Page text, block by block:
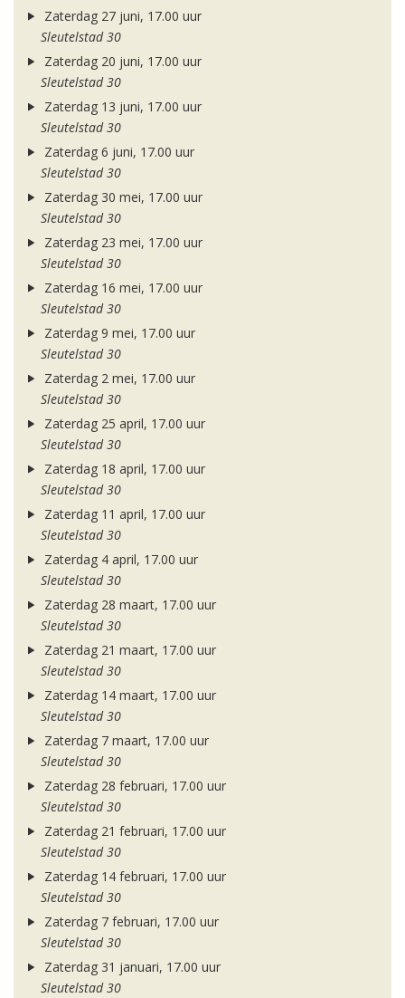
Zaterdag 27 juni, 17.00 uur
Sleutelstad 30
Zaterdag 20 juni, 17.00 uur
Sleutelstad 30
Zaterdag 13 juni, 17.00 uur
Sleutelstad 30
Zaterdag 6 juni, 17.00 uur
Sleutelstad 30
Zaterdag 30 mei, 17.00 uur
Sleutelstad 30
Zaterdag 23 mei, 17.00 uur
Sleutelstad 30
Zaterdag 16 mei, 17.00 uur
Sleutelstad 30
Zaterdag 9 mei, 17.00 uur
Sleutelstad 30
Zaterdag 2 mei, 17.00 uur
Sleutelstad 30
Zaterdag 25 april, 17.00 uur
Sleutelstad 30
Zaterdag 18 april, 17.00 uur
Sleutelstad 30
Zaterdag 11 april, 17.00 uur
Sleutelstad 30
Zaterdag 4 april, 17.00 uur
Sleutelstad 30
Zaterdag 28 maart, 17.00 uur
Sleutelstad 30
Zaterdag 21 maart, 17.00 uur
Sleutelstad 30
Zaterdag 14 maart, 17.00 uur
Sleutelstad 30
Zaterdag 7 maart, 17.00 uur
Sleutelstad 30
Zaterdag 28 februari, 17.00 uur
Sleutelstad 30
Zaterdag 21 februari, 17.00 uur
Sleutelstad 30
Zaterdag 14 februari, 17.00 uur
Sleutelstad 30
Zaterdag 7 februari, 17.00 uur
Sleutelstad 30
Zaterdag 31 januari, 17.00 uur
Sleutelstad 30